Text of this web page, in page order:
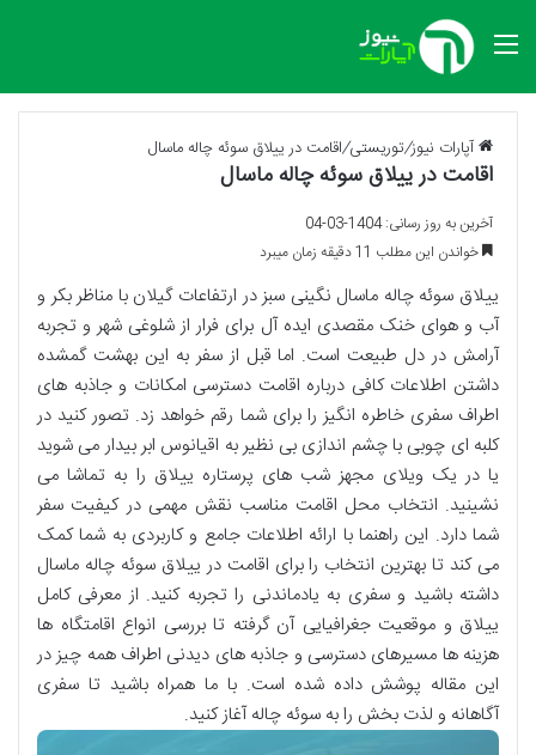
منو
آپارات نیوز/توریستی/اقامت در ییلاق سوئه چاله ماسال
اقامت در ییلاق سوئه چاله ماسال
آخرین به روز رسانی: 1404-03-04
خواندن این مطلب 11 دقیقه زمان میبرد
ییلاق سوئه چاله ماسال نگینی سبز در ارتفاعات گیلان با مناظر بکر و
آب و هوای خنک مقصدی ایده آل برای فرار از شلوغی شهر و تجربه
آرامش در دل طبیعت است. اما قبل از سفر به این بهشت گمشده
داشتن اطلاعات کافی درباره اقامت دسترسی امکانات و جاذبه های
اطراف سفری خاطره انگیز را برای شما رقم خواهد زد. تصور کنید در
کلبه ای چوبی با چشم اندازی بی نظیر به اقیانوس ابر بیدار می شوید
یا در یک ویلای مجهز شب های پرستاره ییلاق را به تماشا می
نشینید. انتخاب محل اقامت مناسب نقش مهمی در کیفیت سفر
شما دارد. این راهنما با ارائه اطلاعات جامع و کاربردی به شما کمک
می کند تا بهترین انتخاب را برای اقامت در ییلاق سوئه چاله ماسال
داشته باشید و سفری به یادماندنی را تجربه کنید. از معرفی کامل
ییلاق و موقعیت جغرافیایی آن گرفته تا بررسی انواع اقامتگاه ها
هزینه ها مسیرهای دسترسی و جاذبه های دیدنی اطراف همه چیز در
این مقاله پوشش داده شده است. با ما همراه باشید تا سفری
آگاهانه و لذت بخش را به سوئه چاله آغاز کنید.